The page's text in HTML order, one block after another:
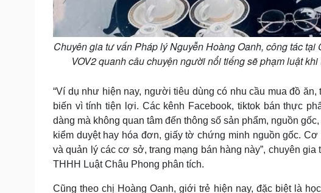
Chuyên gia tư vấn Pháp lý Nguyễn Hoàng Oanh, công tác
VOV2 quanh câu chuyện người nổi tiếng sẽ phạm luật
“Ví dụ như hiện nay, người tiêu dùng có nhu cầu mua đồ
biến vì tính tiện lợi. Các kênh Facebook, tiktok bán thực
dàng mà không quan tâm đến thông số sản phẩm, nguồn
kiểm duyệt hay hóa đơn, giấy tờ chứng minh nguồn gốc.
và quản lý các cơ sở, trang mạng bán hàng này”, chuyên
THHH Luật Châu Phong phân tích.
Cũng theo chị Hoàng Oanh, giới trẻ hiện nay, đặc biệt là